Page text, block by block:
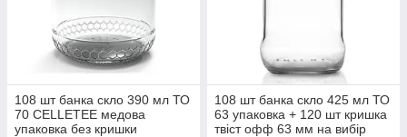
108 шт банка скло 390 мл ТО
70 CELLETEE медова
упаковка без кришки
108 шт банка скло 425 мл ТО
63 упаковка + 120 шт кришка
твіст офф 63 мм на вибір